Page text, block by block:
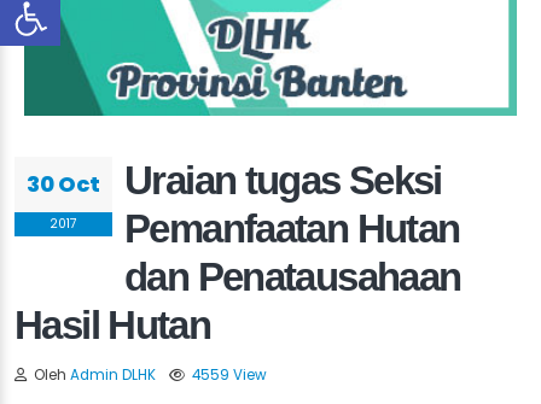
30 Oct
2017
Uraian tugas Seksi
Pemanfaatan Hutan
dan Penatausahaan
Hasil Hutan
Oleh Admin DLHK 4559 View